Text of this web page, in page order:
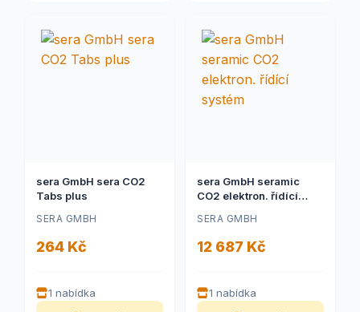
sera GmbH sera CO2
Tabs plus
SERA GMBH
264 Kč
1 nabídka
sera GmbH seramic
CO2 elektron. řídící
SERA GMBH
12 687 Kč
1 nabídka